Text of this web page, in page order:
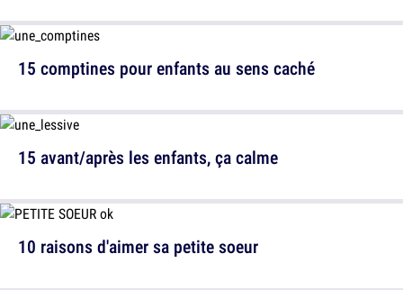
15 comptines pour enfants au sens caché
10 raisons d'aimer sa petite soeur
15 avant/après les enfants, ça calme